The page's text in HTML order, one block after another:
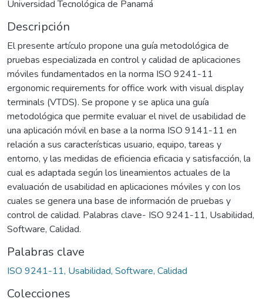
Universidad Tecnológica de Panamá
Descripción
El presente artículo propone una guía metodológica de
pruebas especializada en control y calidad de aplicaciones
móviles fundamentados en la norma ISO 9241-11
ergonomic requirements for office work with visual display
terminals (VTDS). Se propone y se aplica una guía
metodológica que permite evaluar el nivel de usabilidad de
una aplicación móvil en base a la norma ISO 9141-11 en
relación a sus características usuario, equipo, tareas y
entorno, y las medidas de eficiencia eficacia y satisfacción, la
cual es adaptada según los lineamientos actuales de la
evaluación de usabilidad en aplicaciones móviles y con los
cuales se genera una base de información de pruebas y
control de calidad. Palabras clave- ISO 9241-11, Usabilidad,
Software, Calidad.
Palabras clave
ISO 9241-11, Usabilidad, Software, Calidad
Colecciones